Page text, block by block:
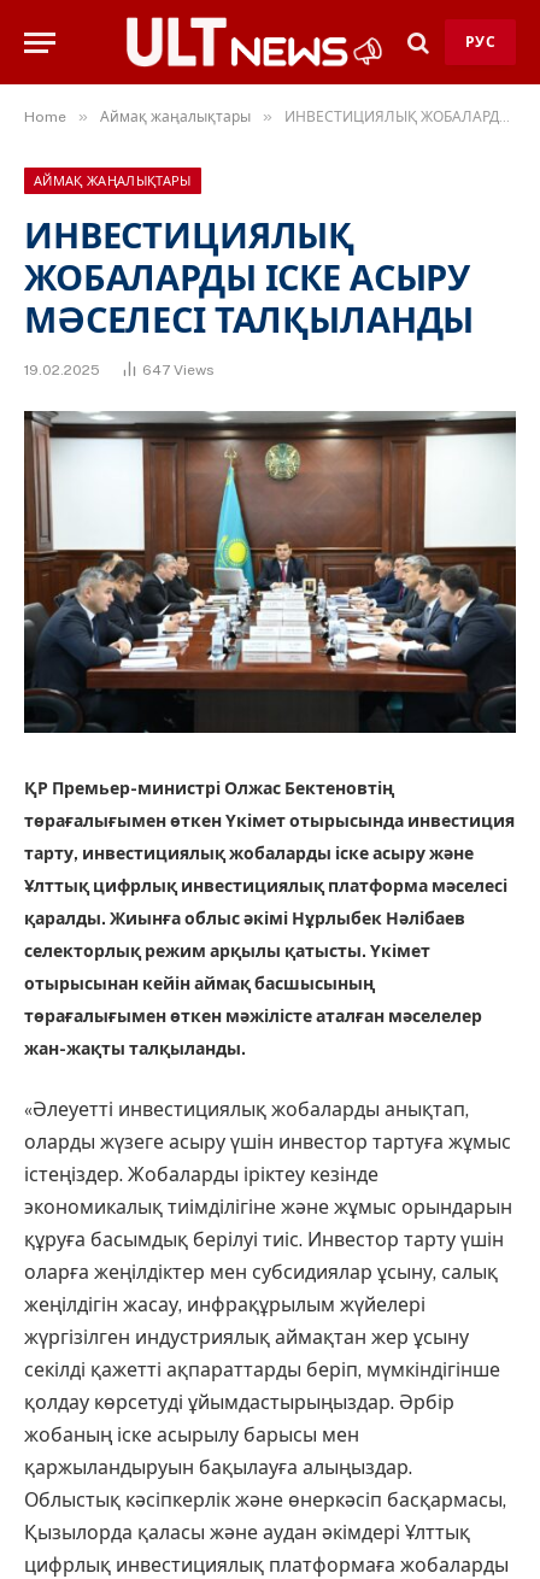
РУС
Home » Аймақ жаңалықтары » ИНВЕСТИЦИЯЛЫҚ ЖОБАЛАРДЫ ІСКЕ АСЫРУ МӘСЕЛЕСІ ТАЛҚЫЛАНДЫ
АЙМАҚ ЖАҢАЛЫҚТАРЫ
ИНВЕСТИЦИЯЛЫҚ
ЖОБАЛАРДЫ ІСКЕ АСЫРУ
МӘСЕЛЕСІ ТАЛҚЫЛАНДЫ
19.02.2025 647 Views
ҚР Премьер-министрі Олжас Бектеновтің
төрағалығымен өткен Үкімет отырысында инвестиция
тарту, инвестициялық жобаларды іске асыру және
Ұлттық цифрлық инвестициялық платформа мәселесі
қаралды. Жиынға облыс әкімі Нұрлыбек Нәлібаев
селекторлық режим арқылы қатысты. Үкімет
отырысынан кейін аймақ басшысының
төрағалығымен өткен мәжілісте аталған мәселелер
жан-жақты талқыланды.
«Әлеуетті инвестициялық жобаларды анықтап,
оларды жүзеге асыру үшін инвестор тартуға жұмыс
істеңіздер. Жобаларды іріктеу кезінде
экономикалық тиімділігіне және жұмыс орындарын
құруға басымдық берілуі тиіс. Инвестор тарту үшін
оларға жеңілдіктер мен субсидиялар ұсыну, салық
жеңілдігін жасау, инфрақұрылым жүйелері
жүргізілген индустриялық аймақтан жер ұсыну
секілді қажетті ақпараттарды беріп, мүмкіндігінше
қолдау көрсетуді ұйымдастырыңыздар. Әрбір
жобаның іске асырылу барысы мен
қаржыландыруын бақылауға алыңыздар.
Облыстық кәсіпкерлік және өнеркәсіп басқармасы,
Қызылорда қаласы және аудан әкімдері Ұлттық
цифрлық инвестициялық платформаға жобаларды